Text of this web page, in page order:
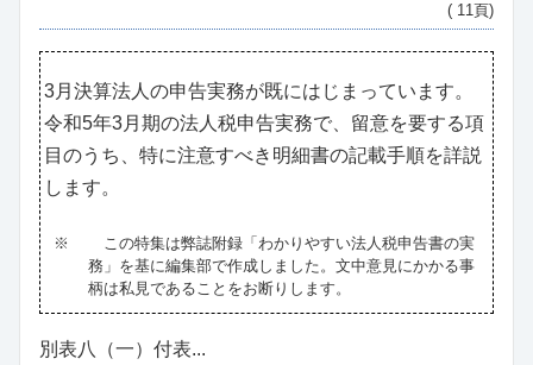
( 11頁)
3月決算法人の申告実務が既にはじまっています。
令和5年3月期の法人税申告実務で、留意を要する項
目のうち、特に注意すべき明細書の記載手順を詳説
します。
※
この特集は弊誌附録「わかりやすい法人税申告書の実
務」を基に編集部で作成しました。文中意見にかかる事
柄は私見であることをお断りします。
別表八（一）付表...